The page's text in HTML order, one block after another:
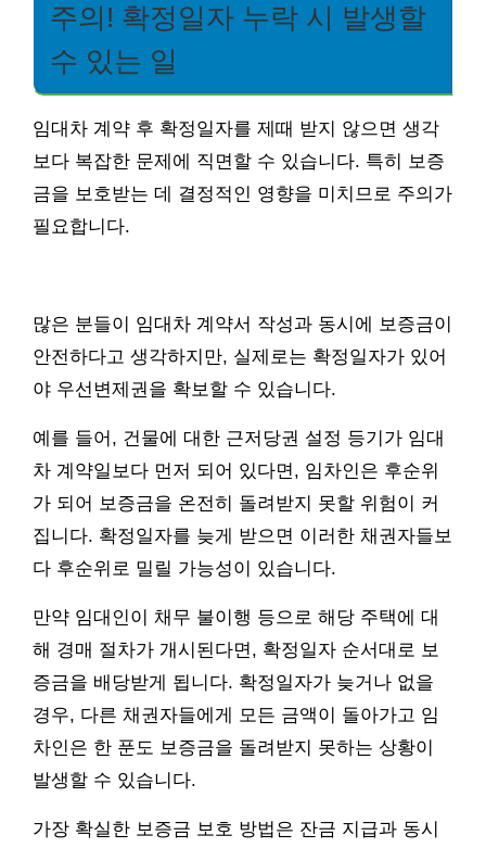
주의! 확정일자 누락 시 발생할
수 있는 일
임대차 계약 후 확정일자를 제때 받지 않으면 생각
보다 복잡한 문제에 직면할 수 있습니다. 특히 보증
금을 보호받는 데 결정적인 영향을 미치므로 주의가
필요합니다.
많은 분들이 임대차 계약서 작성과 동시에 보증금이
안전하다고 생각하지만, 실제로는 확정일자가 있어
야 우선변제권을 확보할 수 있습니다.
예를 들어, 건물에 대한 근저당권 설정 등기가 임대
차 계약일보다 먼저 되어 있다면, 임차인은 후순위
가 되어 보증금을 온전히 돌려받지 못할 위험이 커
집니다. 확정일자를 늦게 받으면 이러한 채권자들보
다 후순위로 밀릴 가능성이 있습니다.
만약 임대인이 채무 불이행 등으로 해당 주택에 대
해 경매 절차가 개시된다면, 확정일자 순서대로 보
증금을 배당받게 됩니다. 확정일자가 늦거나 없을
경우, 다른 채권자들에게 모든 금액이 돌아가고 임
차인은 한 푼도 보증금을 돌려받지 못하는 상황이
발생할 수 있습니다.
가장 확실한 보증금 보호 방법은 잔금 지급과 동시